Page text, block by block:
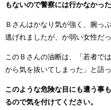
もないので警察には行かなかった
Ｂさんはかなり気が強く、腕っ
逃げれましたが、か弱い女性だ
このＢさんの油断は、「若者で
から気を抜いてしまった」と語
このような危険な目にも遭う事
るので気を付けてください。